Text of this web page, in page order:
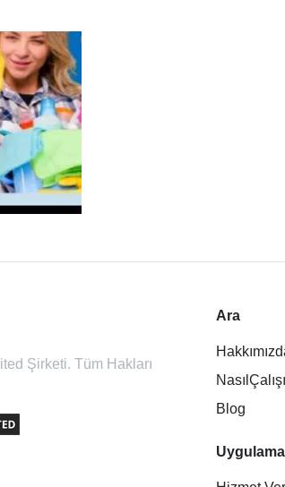
Şirketi. Tüm Hakları
Ara
Blog